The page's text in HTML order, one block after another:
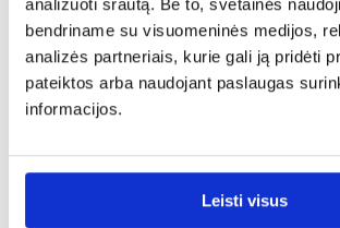
bendriname su visuomeninės medijos,
analizės partneriais, kurie gali ją pridėti
pateiktos arba naudojant paslaugas
informacijos.
Leisti visus
PALYGINTI PALYGINTI